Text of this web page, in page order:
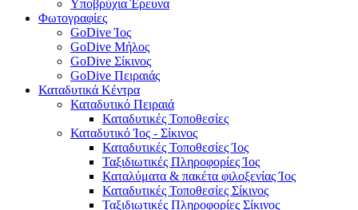
Υποβρύχια Έρευνα
Φωτογραφίες
GoDive Ίος
GoDive Μήλος
GoDive Σίκινος
GoDive Πειραιάς
Καταδυτικά Κέντρα
Καταδυτικό Πειραιά
Καταδυτικές Τοποθεσίες
Καταδυτικό Ίος - Σίκινος
Καταδυτικές Τοποθεσίες Ίος
Ταξιδιωτικές Πληροφορίες Ίος
Καταλύματα & πακέτα φιλοξενίας Ίος
Καταδυτικές Τοποθεσίες Σίκινος
Ταξιδιωτικές Πληροφορίες Σίκινος